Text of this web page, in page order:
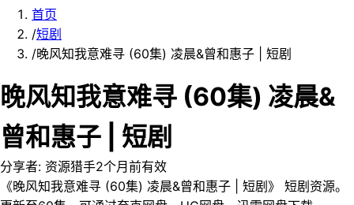
首页
/短剧
/晚风知我意难寻 (60集) 凌晨&曾和惠子 | 短剧
晚风知我意难寻 (60集) 凌晨&
曾和惠子 | 短剧
分享者: 资源猎手2个月前有效
《晚风知我意难寻 (60集) 凌晨&曾和惠子 | 短剧》 短剧资源。